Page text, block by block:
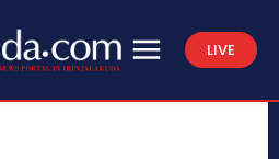
LIVE